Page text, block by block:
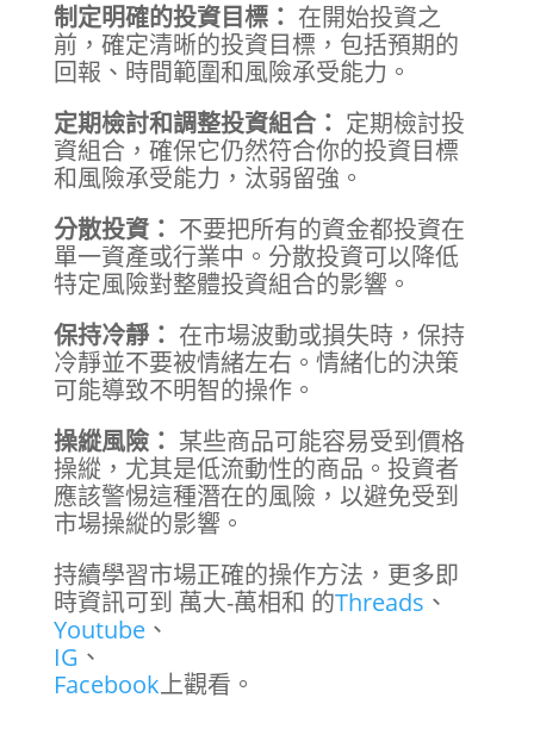
制定明確的投資目標： 在開始投資之
前，確定清晰的投資目標，包括預期的
回報、時間範圍和風險承受能力。
定期檢討和調整投資組合： 定期檢討投
資組合，確保它仍然符合你的投資目標
和風險承受能力，汰弱留強。
分散投資： 不要把所有的資金都投資在
單一資產或行業中。分散投資可以降低
特定風險對整體投資組合的影響。
保持冷靜： 在市場波動或損失時，保持
冷靜並不要被情緒左右。情緒化的決策
可能導致不明智的操作。
操縱風險： 某些商品可能容易受到價格
操縱，尤其是低流動性的商品。投資者
應該警惕這種潛在的風險，以避免受到
市場操縱的影響。
持續學習市場正確的操作方法，更多即
時資訊可到 萬大-萬相和 的Threads 、
Youtube、
IG 、
Facebook上觀看。